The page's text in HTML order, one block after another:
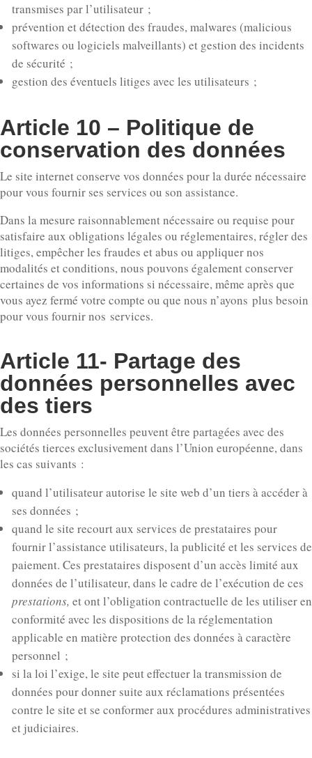
transmises par l’utilisateur ;
prévention et détection des fraudes, malwares (malicious
softwares ou logiciels malveillants) et gestion des incidents
de sécurité ;
gestion des éventuels litiges avec les utilisateurs ;
Article 10 – Politique de
conservation des données
Le site internet conserve vos données pour la durée nécessaire
pour vous fournir ses services ou son assistance.
Dans la mesure raisonnablement nécessaire ou requise pour
satisfaire aux obligations légales ou réglementaires, régler des
litiges, empêcher les fraudes et abus ou appliquer nos
modalités et conditions, nous pouvons également conserver
certaines de vos informations si nécessaire, même après que
vous ayez fermé votre compte ou que nous n’ayons plus besoin
pour vous fournir nos services.
Article 11- Partage des
données personnelles avec
des tiers
Les données personnelles peuvent être partagées avec des
sociétés tierces exclusivement dans l’Union européenne, dans
les cas suivants :
quand l’utilisateur autorise le site web d’un tiers à accéder à
ses données ;
quand le site recourt aux services de prestataires pour
fournir l’assistance utilisateurs, la publicité et les services de
paiement. Ces prestataires disposent d’un accès limité aux
données de l’utilisateur, dans le cadre de l’exécution de ces
prestations, et ont l’obligation contractuelle de les utiliser en
conformité avec les dispositions de la réglementation
applicable en matière protection des données à caractère
personnel ;
si la loi l’exige, le site peut effectuer la transmission de
données pour donner suite aux réclamations présentées
contre le site et se conformer aux procédures administratives
et judiciaires.